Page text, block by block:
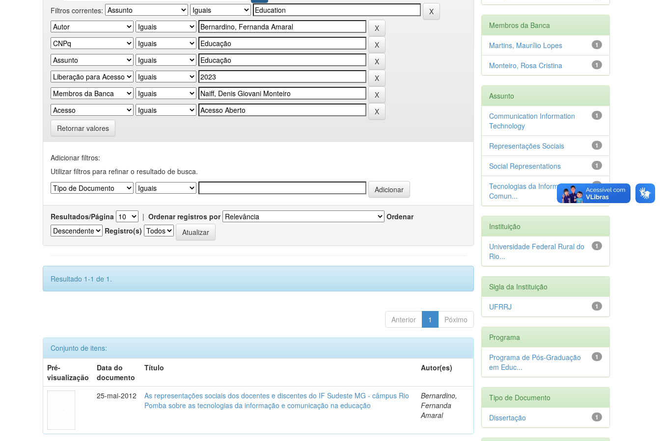
Filtros correntes:
Retornar valores
Adicionar filtros:
Utilizar filtros para refinar o resultado de busca.
Resultados/Página | Ordenar registros por
Ordenar
Registro(s)
Resultado 1-1 de 1.
Anterior 1 Póximo
Conjunto de itens:
Pré-
visualização
Data do
documento
Título Autor(es)
25-mai-2012
As representações sociais dos docentes e discentes do IF Sudeste MG - câmpus Rio
Pomba sobre as tecnologias da informação e comunicação na educação
Bernardino,
Fernanda
Amaral
Membros da Banca
1
Martins, Maurílio Lopes
1
Monteiro, Rosa Cristina
Assunto
1
Communication Information
Technology
1
Representações Sociais
1
Social Representations
1
Tecnologias da Informação e
Comun...
Instituição
1
Universidade Federal Rural do
Rio...
Sigla da Instituição
1
UFRRJ
Programa
1
Programa de Pós-Graduação
em Educ...
Tipo de Documento
1
Dissertação